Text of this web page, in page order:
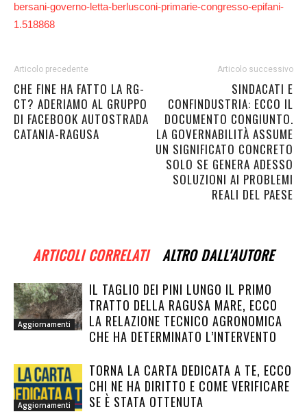
bersani-governo-letta-berlusconi-primarie-congresso-epifani-
1.518868
Articolo precedente
CHE FINE HA FATTO LA RG-
CT? ADERIAMO AL GRUPPO
DI FACEBOOK AUTOSTRADA
CATANIA-RAGUSA
Articolo successivo
SINDACATI E
CONFINDUSTRIA: ECCO IL
DOCUMENTO CONGIUNTO.
LA GOVERNABILITÀ ASSUME
UN SIGNIFICATO CONCRETO
SOLO SE GENERA ADESSO
SOLUZIONI AI PROBLEMI
REALI DEL PAESE
ARTICOLI CORRELATI ALTRO DALL'AUTORE
Aggiornamenti
IL TAGLIO DEI PINI LUNGO IL PRIMO
TRATTO DELLA RAGUSA MARE, ECCO
LA RELAZIONE TECNICO AGRONOMICA
CHE HA DETERMINATO L’INTERVENTO
Aggiornamenti
TORNA LA CARTA DEDICATA A TE, ECCO
CHI NE HA DIRITTO E COME VERIFICARE
SE È STATA OTTENUTA